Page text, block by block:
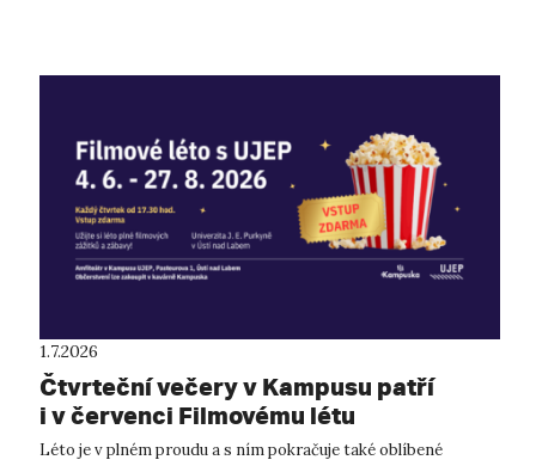
1.7.2026
Čtvrteční večery v Kampusu patří
i v červenci Filmovému létu
Léto je v plném proudu a s ním pokračuje také oblíbené